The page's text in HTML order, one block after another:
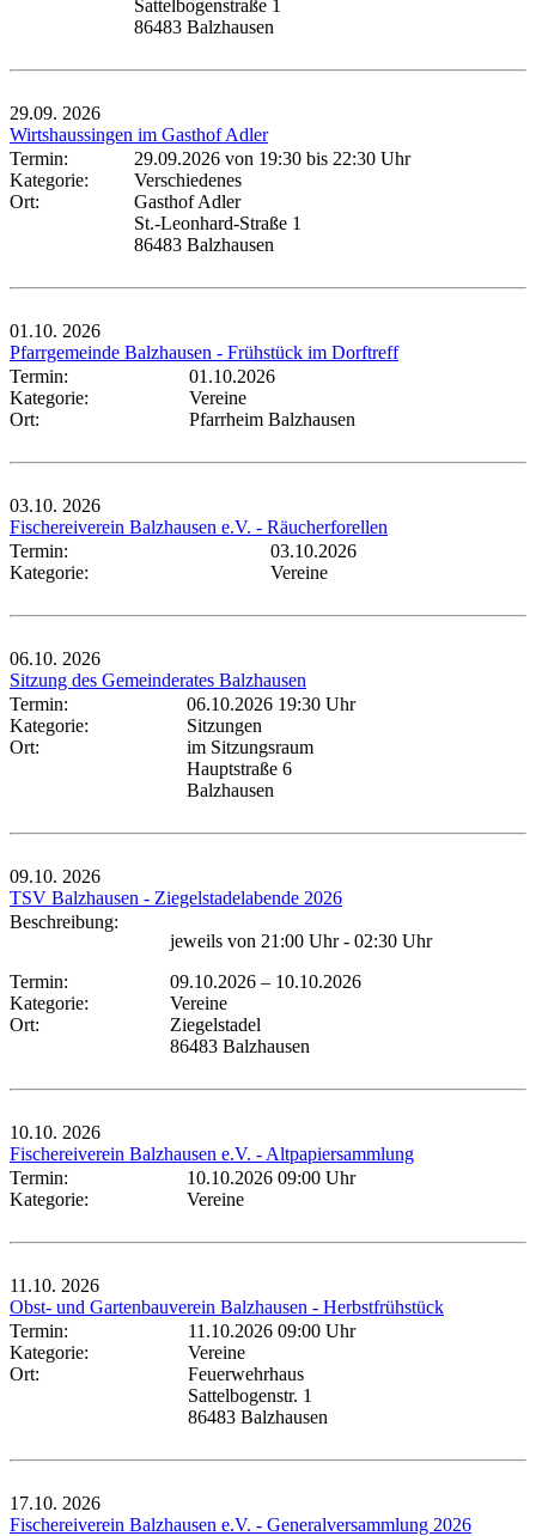
Sattelbogenstraße 1
86483 Balzhausen
29.09. 2026
Wirtshaussingen im Gasthof Adler
Termin:
29.09.2026 von 19:30 bis 22:30 Uhr
Kategorie:
Verschiedenes
Ort:
Gasthof Adler
St.-Leonhard-Straße 1
86483 Balzhausen
01.10. 2026
Pfarrgemeinde Balzhausen - Frühstück im Dorftreff
Termin:
01.10.2026
Kategorie:
Vereine
Ort:
Pfarrheim Balzhausen
03.10. 2026
Fischereiverein Balzhausen e.V. - Räucherforellen
Termin:
03.10.2026
Kategorie:
Vereine
06.10. 2026
Sitzung des Gemeinderates Balzhausen
Termin:
06.10.2026 19:30 Uhr
Kategorie:
Sitzungen
Ort:
im Sitzungsraum
Hauptstraße 6
Balzhausen
09.10. 2026
TSV Balzhausen - Ziegelstadelabende 2026
Beschreibung:
jeweils von 21:00 Uhr - 02:30 Uhr
Termin:
09.10.2026 – 10.10.2026
Kategorie:
Vereine
Ort:
Ziegelstadel
86483 Balzhausen
10.10. 2026
Fischereiverein Balzhausen e.V. - Altpapiersammlung
Termin:
10.10.2026 09:00 Uhr
Kategorie:
Vereine
11.10. 2026
Obst- und Gartenbauverein Balzhausen - Herbstfrühstück
Termin:
11.10.2026 09:00 Uhr
Kategorie:
Vereine
Ort:
Feuerwehrhaus
Sattelbogenstr. 1
86483 Balzhausen
17.10. 2026
Fischereiverein Balzhausen e.V. - Generalversammlung 2026